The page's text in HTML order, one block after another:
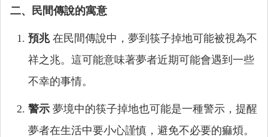
二、民間傳說的寓意
預兆在民間傳說中，夢到筷子掉地可能被視為不
祥之兆。這可能意味著夢者近期可能會遇到一些
不幸的事情。
警示 夢境中的筷子掉地也可能是一種警示，提醒
夢者在生活中要小心謹慎，避免不必要的痲煩。